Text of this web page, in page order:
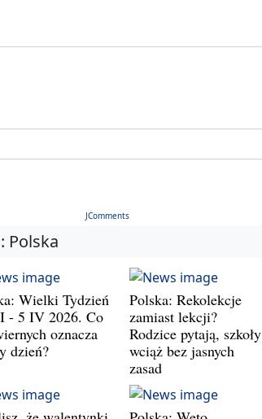
JComments
Polska
Wielki Tydzień
- 5 IV 2026. Co
oznacza
dzień?
Polska: Rekolekcje
zamiast lekcji?
Rodzice pytają, szkoły
wciąż bez jasnych
zasad